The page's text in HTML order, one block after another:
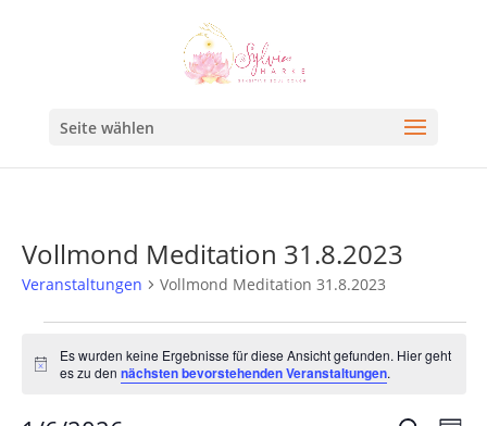
Seite wählen
Vollmond Meditation 31.8.2023
Veranstaltungen Vollmond Meditation 31.8.2023
Hinweis
Es wurden keine Ergebnisse für diese Ansicht gefunden. Hier geht
es zu dennächsten bevorstehenden Veranstaltungen.